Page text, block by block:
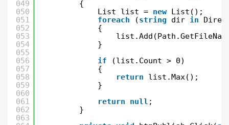
049
050
051
052
053
054
055
056
057
058
059
060
061
062
063
{
List list = new List();
foreach
(string dir in
{
}
if
(list.Count > 0)
{
return
list.Max();
}
return
null ;
}